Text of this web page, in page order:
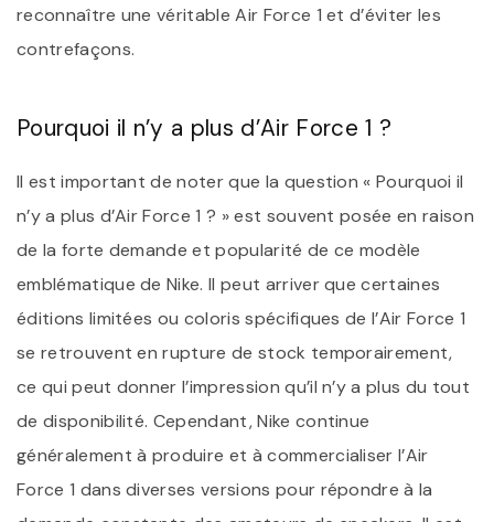
reconnaître une véritable Air Force 1 et d’éviter les
contrefaçons.
Pourquoi il n’y a plus d’Air Force 1 ?
Il est important de noter que la question « Pourquoi il
n’y a plus d’Air Force 1 ? » est souvent posée en raison
de la forte demande et popularité de ce modèle
emblématique de Nike. Il peut arriver que certaines
éditions limitées ou coloris spécifiques de l’Air Force 1
se retrouvent en rupture de stock temporairement,
ce qui peut donner l’impression qu’il n’y a plus du tout
de disponibilité. Cependant, Nike continue
généralement à produire et à commercialiser l’Air
Force 1 dans diverses versions pour répondre à la